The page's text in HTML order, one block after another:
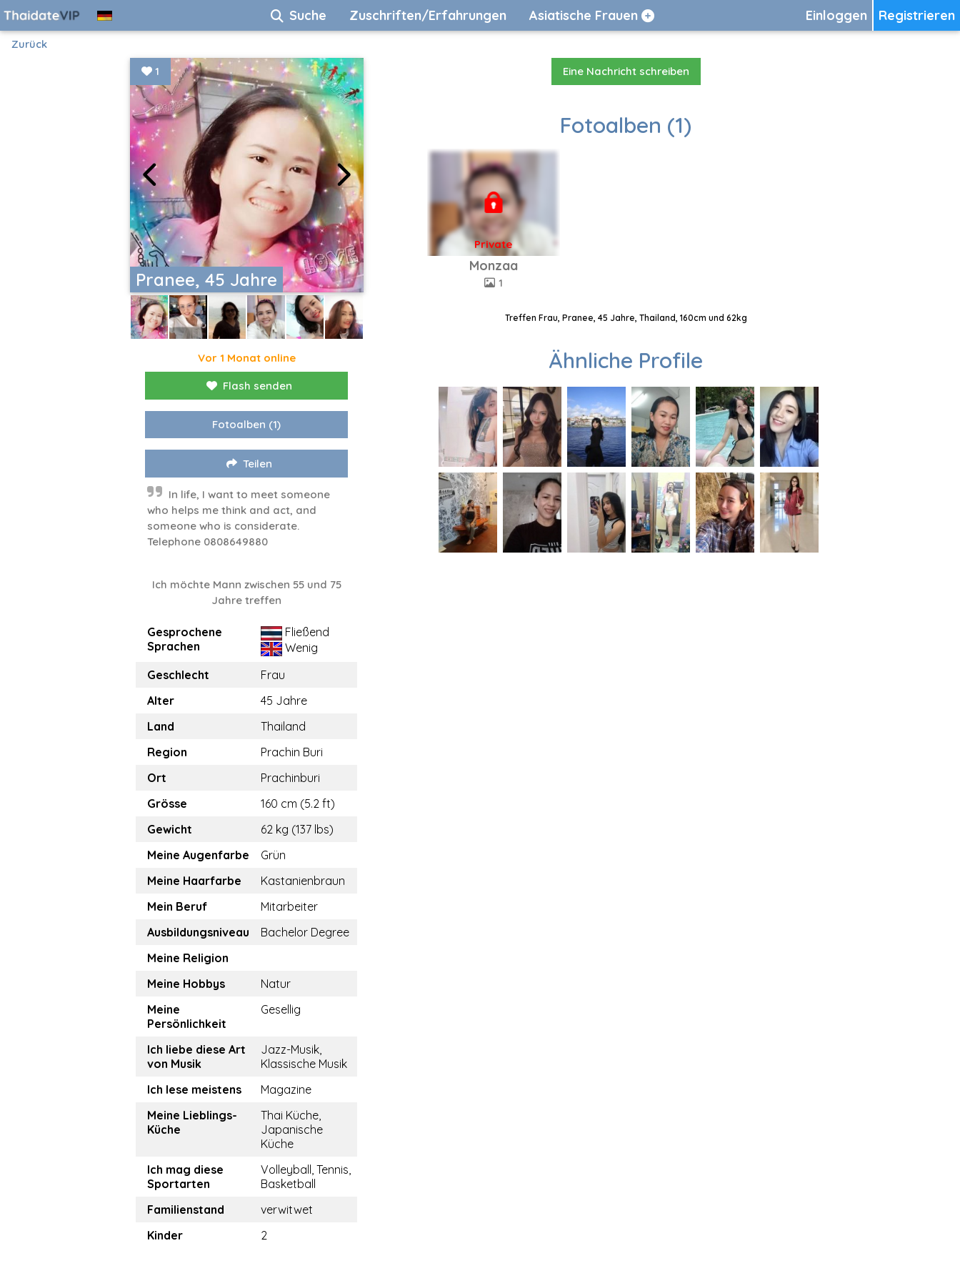
Registrieren
Einloggen
Suche Zuschriften/Erfahrungen Asiatische Frauen
Zurück
Pranee, 45 Jahre
1
Vor 1 Monat online
Flash senden
Fotoalben (1)
Teilen
In life, I want to meet someone
who helps me think and act, and
someone who is considerate.
Telephone 0808649880
Ich möchte Mann zwischen 55 und 75
Jahre treffen
Gesprochene
Sprachen
Fließend
Wenig
Geschlecht
Frau
Alter
45 Jahre
Land
Thailand
Region
Prachin Buri
Ort
Prachinburi
Grösse
160 cm (5.2 ft)
Gewicht
62 kg (137 lbs)
Meine Augenfarbe
Grün
Meine Haarfarbe
Kastanienbraun
Mein Beruf
Mitarbeiter
Ausbildungsniveau
Bachelor Degree
Meine Religion
Meine Hobbys
Natur
Meine
Persönlichkeit
Gesellig
Ich liebe diese Art
von Musik
Jazz-Musik,
Klassische Musik
Ich lese meistens
Magazine
Meine Lieblings-
Küche
Thai Küche,
Japanische
Küche
Ich mag diese
Sportarten
Volleyball, Tennis,
Basketball
Familienstand
verwitwet
Kinder
2
Eine Nachricht schreiben
Fotoalben (1)
Private
Monzaa
1
Treffen Frau, Pranee, 45 Jahre, Thailand, 160cm und 62kg
Ähnliche Profile